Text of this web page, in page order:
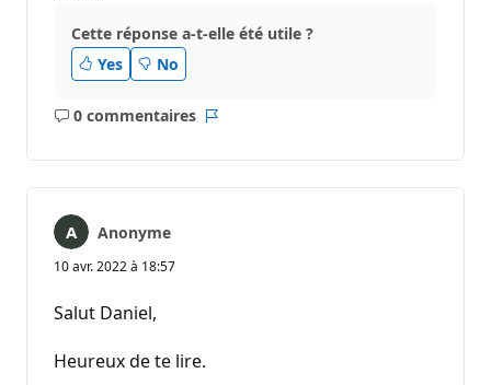
Cette réponse a-t-elle été utile ?
Yes
No
0 commentaires
Aucun
Anonyme
10 avr. 2022 à 18:57
Salut Daniel,
Heureux de te lire.